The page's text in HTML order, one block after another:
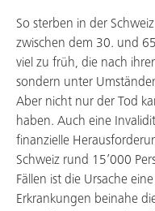
So sterben in der
zwischen dem 30. und
viel zu früh, die nach
sondern unter
Aber nicht nur der Tod
haben. Auch eine
finanzielle
Schweiz rund 15’000
Fällen ist die Ursache
Erkrankungen beinahe